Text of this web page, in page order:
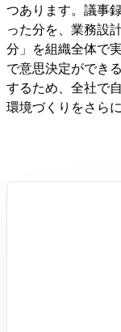
つあります。議事
った分を、業務設
分」を組織全体で
で意思決定ができ
するため、全社で
環境づくりをさら